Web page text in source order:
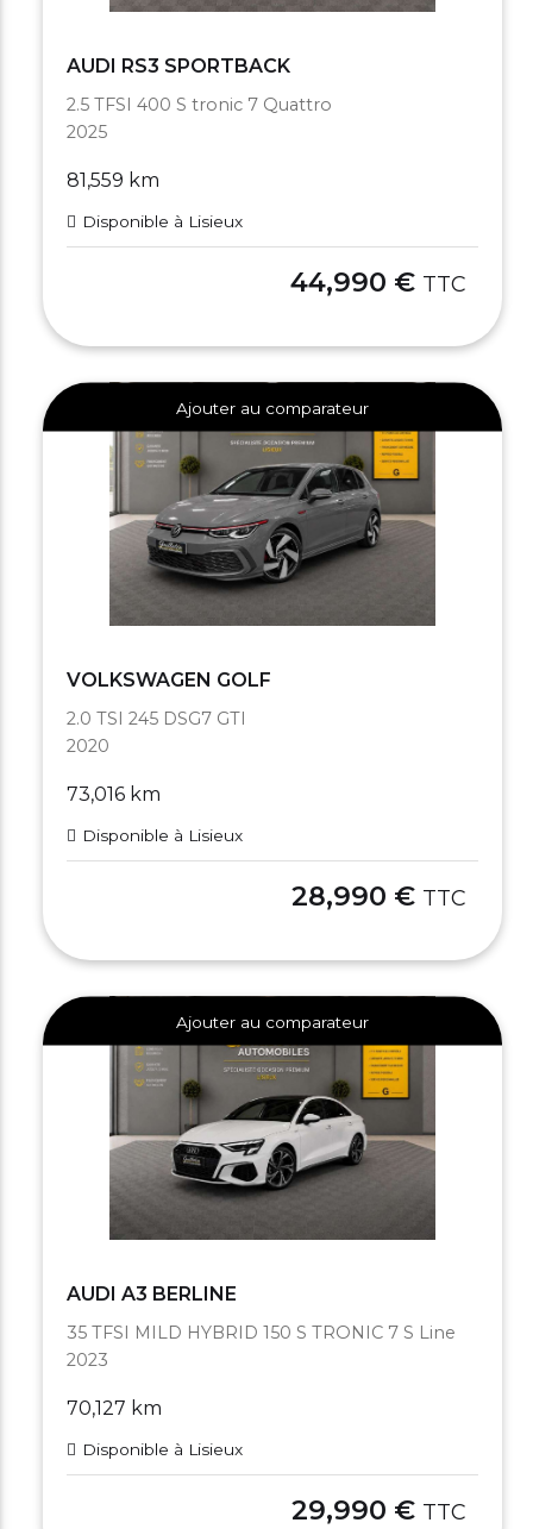
AUDI RS3 SPORTBACK
2.5 TFSI 400 S tronic 7 Quattro
2025
81,559 km
Disponible à Lisieux
44,990 € TTC
Ajouter au comparateur
VOLKSWAGEN GOLF
2.0 TSI 245 DSG7 GTI
2020
73,016 km
Disponible à Lisieux
28,990 € TTC
Ajouter au comparateur
AUDI A3 BERLINE
35 TFSI MILD HYBRID 150 S TRONIC 7 S Line
2023
70,127 km
Disponible à Lisieux
29,990 € TTC